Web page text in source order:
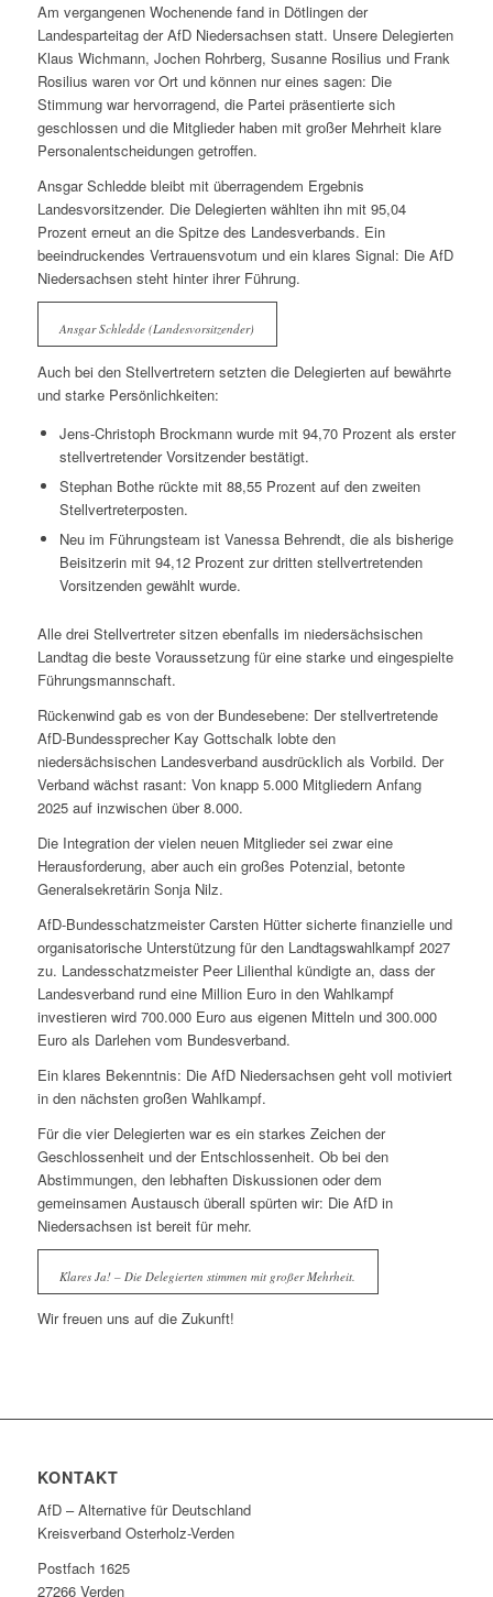
Am vergangenen Wochenende fand in Dötlingen der
Landesparteitag der AfD Niedersachsen statt. Unsere Delegierten
Klaus Wichmann, Jochen Rohrberg, Susanne Rosilius und Frank
Rosilius waren vor Ort und können nur eines sagen: Die
Stimmung war hervorragend, die Partei präsentierte sich
geschlossen und die Mitglieder haben mit großer Mehrheit klare
Personalentscheidungen getroffen.
Ansgar Schledde bleibt mit überragendem Ergebnis
Landesvorsitzender. Die Delegierten wählten ihn mit 95,04
Prozent erneut an die Spitze des Landesverbands. Ein
beeindruckendes Vertrauensvotum und ein klares Signal: Die AfD
Niedersachsen steht hinter ihrer Führung.
Ansgar Schledde (Landesvorsitzender)
Auch bei den Stellvertretern setzten die Delegierten auf bewährte
und starke Persönlichkeiten:
Jens-Christoph Brockmann wurde mit 94,70 Prozent als erster
stellvertretender Vorsitzender bestätigt.
Stephan Bothe rückte mit 88,55 Prozent auf den zweiten
Stellvertreterposten.
Neu im Führungsteam ist Vanessa Behrendt, die als bisherige
Beisitzerin mit 94,12 Prozent zur dritten stellvertretenden
Vorsitzenden gewählt wurde.
Alle drei Stellvertreter sitzen ebenfalls im niedersächsischen
Landtag die beste Voraussetzung für eine starke und eingespielte
Führungsmannschaft.
Rückenwind gab es von der Bundesebene: Der stellvertretende
AfD-Bundessprecher Kay Gottschalk lobte den
niedersächsischen Landesverband ausdrücklich als Vorbild. Der
Verband wächst rasant: Von knapp 5.000 Mitgliedern Anfang
2025 auf inzwischen über 8.000.
Die Integration der vielen neuen Mitglieder sei zwar eine
Herausforderung, aber auch ein großes Potenzial, betonte
Generalsekretärin Sonja Nilz.
AfD-Bundesschatzmeister Carsten Hütter sicherte finanzielle und
organisatorische Unterstützung für den Landtagswahlkampf 2027
zu. Landesschatzmeister Peer Lilienthal kündigte an, dass der
Landesverband rund eine Million Euro in den Wahlkampf
investieren wird 700.000 Euro aus eigenen Mitteln und 300.000
Euro als Darlehen vom Bundesverband.
Ein klares Bekenntnis: Die AfD Niedersachsen geht voll motiviert
in den nächsten großen Wahlkampf.
Für die vier Delegierten war es ein starkes Zeichen der
Geschlossenheit und der Entschlossenheit. Ob bei den
Abstimmungen, den lebhaften Diskussionen oder dem
gemeinsamen Austausch überall spürten wir: Die AfD in
Niedersachsen ist bereit für mehr.
Klares Ja! – Die Delegierten stimmen mit großer Mehrheit.
Wir freuen uns auf die Zukunft!
KONTAKT
AfD – Alternative für Deutschland
Kreisverband Osterholz-Verden
Postfach 1625
27266 Verden